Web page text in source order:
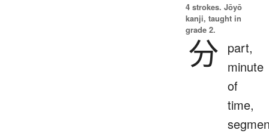
4 strokes. Jōyō
kanji, taught in
grade 2.
分 part,
minute
of
time,